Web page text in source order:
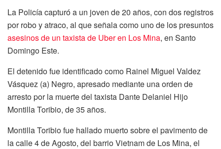
La Policía capturó a un joven de 20 años, con dos registros
por robo y atraco, al que señala como uno de los presuntos
asesinos de un taxista de Uber en Los Mina, en Santo
Domingo Este.
El detenido fue identificado como Rainel Miguel Valdez
Vásquez (a) Negro, apresado mediante una orden de
arresto por la muerte del taxista Dante Delaniel Hijo
Montilla Toribio, de 35 años.
Montilla Toribio fue hallado muerto sobre el pavimento de
la calle 4 de Agosto, del barrio Vietnam de Los Mina, el